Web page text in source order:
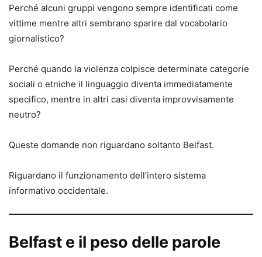
Perché alcuni gruppi vengono sempre identificati come
vittime mentre altri sembrano sparire dal vocabolario
giornalistico?
Perché quando la violenza colpisce determinate categorie
sociali o etniche il linguaggio diventa immediatamente
specifico, mentre in altri casi diventa improvvisamente
neutro?
Queste domande non riguardano soltanto Belfast.
Riguardano il funzionamento dell’intero sistema
informativo occidentale.
Belfast e il peso delle parole